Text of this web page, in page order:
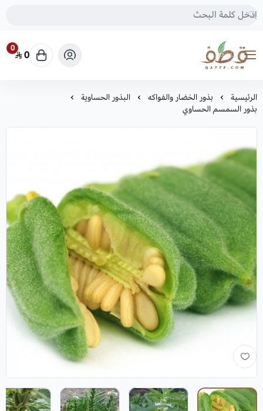
متجر قطف للبذور
0
0
الرئيسية بذور الخضار والفواكه
البذور الحساوية
بذور السمسم الحساوي